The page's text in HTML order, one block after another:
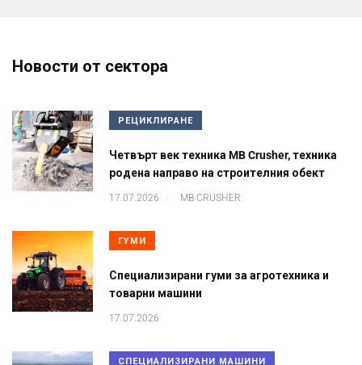
Новости от сектора
РЕЦИКЛИРАНЕ
Четвърт век техника MB Crusher, техника
родена направо на строителния обект
17.07.2026 . MB CRUSHER
ГУМИ
Специализирани гуми за агротехника и
товарни машини
17.07.2026
СПЕЦИАЛИЗИРАНИ МАШИНИ